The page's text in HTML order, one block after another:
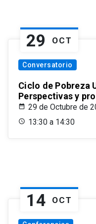
29 OCT
Conversatorio
Ciclo de Pobreza
Perspectivas y
29 de Octubre de
13:30 a 14:30
14 OCT